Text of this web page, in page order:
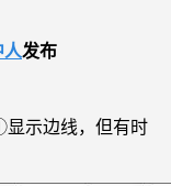
人发布
示边线，但有时